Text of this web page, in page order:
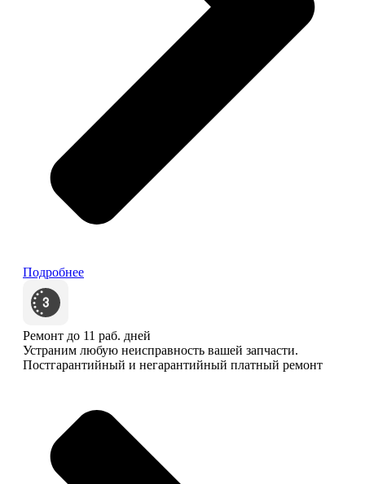
Подробнее
Ремонт до 11 раб. дней
Устраним любую неисправность вашей запчасти.
Постгарантийный и негарантийный платный ремонт